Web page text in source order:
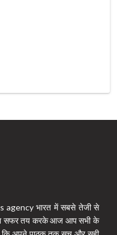
agency भारत में सबसे तेजी से
सफर तय करके आज आप सभी के